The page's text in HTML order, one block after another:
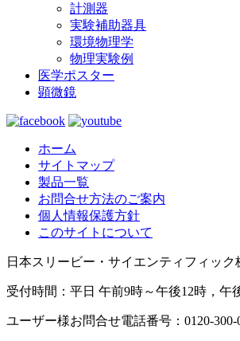
計測器
実験補助器具
環境物理学
物理実験例
医学ポスター
顕微鏡
ホーム
サイトマップ
製品一覧
お問合せ方法のご案内
個人情報保護方針
このサイトについて
日本スリービー・サイエンティフィック
受付時間：平日 午前9時～午後12時，午
ユーザー様お問合せ電話番号：0120-300-